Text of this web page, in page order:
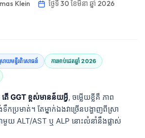
Klein
ថ្ងៃទី 30 ខែមីនា ឆ្នាំ 2026
រាយមន្ទីរពិសោធន៍ ការអាប់ដេតឆ្នាំ 2026
តើ GGT ខ្ពស់មានន័យអ្វី, ចម្លើយខ្លីគឺ ភាព
កប្រមាត់។ តែម្នាក់ឯងវាច្រើនបង្ហាញពីស្រា
ែជាមួយ ALT/AST ឬ ALP នោះលំនាំនឹងផ្លាស់